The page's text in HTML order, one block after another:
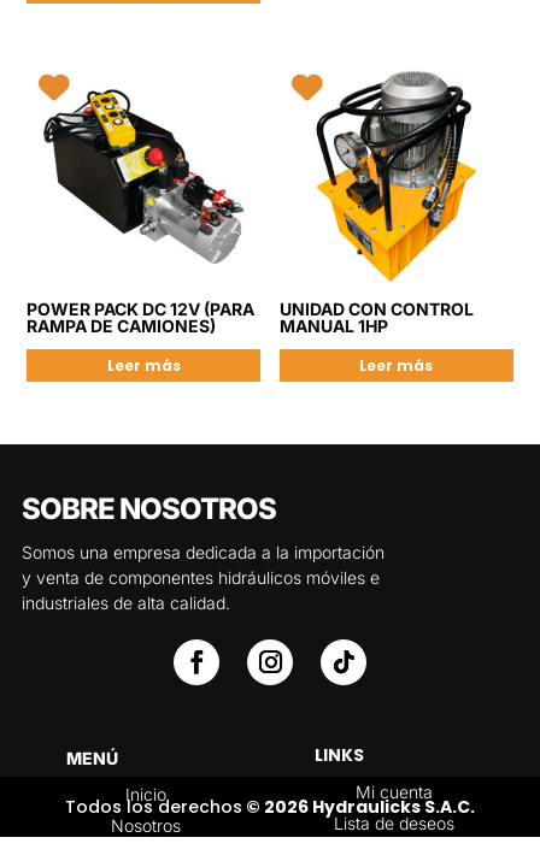
POWER PACK DC 12V (PARA
RAMPA DE CAMIONES)
Leer más
UNIDAD CON CONTROL
MANUAL 1HP
Leer más
SOBRE NOSOTROS
Somos una empresa dedicada a la importación
y venta de componentes hidráulicos móviles e
industriales de alta calidad.
MENÚ
Inicio
Nosotros
LINKS
Mi cuenta
Lista de deseos
Todos los derechos © 2026 Hydraulicks S.A.C.